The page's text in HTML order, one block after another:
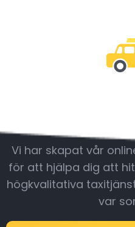
Vi har skapat vår
för att hjälpa dig att
högkvalitativa
var